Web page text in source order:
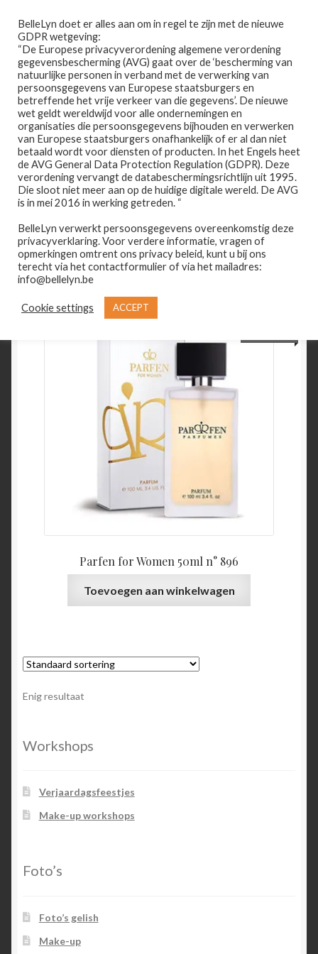
door
naar
navigatie
naar
de
inhoud
Menu
Home
Afspraak maken
Prijslijst
Winkel
Contact
Wie is Belle-Lyn ?
Home
PRODUCTEN GETAGGED “RODRIGUEZ FOR
HER”
rodriguez for her
Enig resultaat
Parfen for Women 50ml n° 896
Toevoegen aan winkelwagen
Enig resultaat
Workshops
Verjaardagsfeestjes
Make-up workshops
Foto’s
Foto’s gelish
Make-up
BelleLyn doet er alles aan om in regel te zijn met de nieuwe
GDPR wetgeving:
“De Europese privacyverordening algemene verordening
gegevensbescherming (AVG) gaat over de ‘bescherming van
natuurlijke personen in verband met de verwerking van
persoonsgegevens van Europese staatsburgers en
betreffende het vrije verkeer van die gegevens’. De nieuwe
wet geldt wereldwijd voor alle ondernemingen en
organisaties die persoonsgegevens bijhouden en verwerken
van Europese staatsburgers onafhankelijk of er al dan niet
betaald wordt voor diensten of producten. In het Engels heet
de AVG General Data Protection Regulation (GDPR). Deze
verordening vervangt de databeschermingsrichtlijn uit 1995.
Die sloot niet meer aan op de huidige digitale wereld. De AVG
is in mei 2016 in werking getreden. “
BelleLyn verwerkt persoonsgegevens overeenkomstig deze
privacyverklaring. Voor verdere informatie, vragen of
opmerkingen omtrent ons privacy beleid, kunt u bij ons
terecht via het contactformulier of via het mailadres:
info@bellelyn.be
Cookie settings ACCEPT